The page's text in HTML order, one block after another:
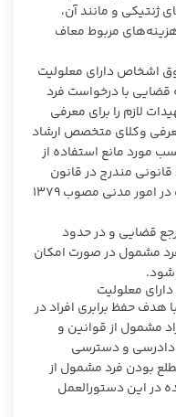
ژنتیکی و مانند آن،
مربوط معاف
اشخاص دارای معلولیت
با درخواست فرد
لازم را برای معرفی
وکلای متخصص ارشاد
مورد مانع استفاده از
مندرج در قانون
آیین دادرسی دادگاه‌های عمومی و انقلاب در امور مدنی مصوب ۱۳۷۹
قضایی و در حدود
مشمول در صورت امکان
معلولیت
هدف حفظ برابری افراد در
مشمول از قوانین و
و دسترسی
بودن فرد مشمول از
در این دستورالعمل